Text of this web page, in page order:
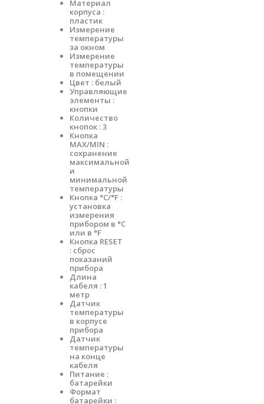
Материал
корпуса :
пластик
Измерение
температуры
за окном
Измерение
температуры
в помещении
Цвет : белый
Управляющие
элементы :
кнопки
Количество
кнопок : 3
Кнопка
MAX/MIN :
сохранение
максимальной
и
минимальной
температуры
Кнопка °C/°F :
установка
измерения
прибором в °С
или в °F
Кнопка RESET
: сброс
показаний
прибора
Длина
кабеля : 1
метр
Датчик
температуры
в корпусе
прибора
Датчик
температуры
на конце
кабеля
Питание :
батарейки
Формат
батарейки :